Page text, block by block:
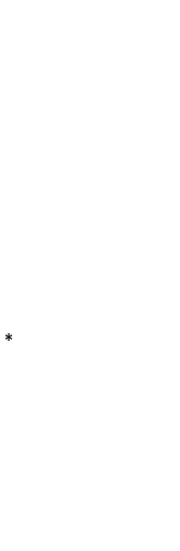
*Обязательно